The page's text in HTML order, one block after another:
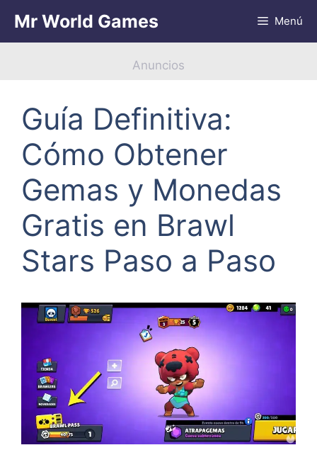
contenido
Mr World Games Menú
Anuncios
Guía Definitiva:
Cómo Obtener
Gemas y Monedas
Gratis en Brawl
Stars Paso a Paso